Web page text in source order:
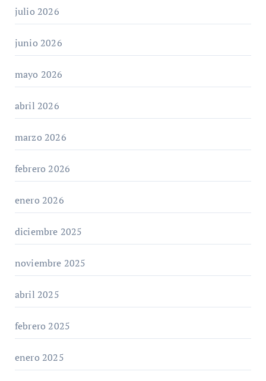
julio 2026
junio 2026
mayo 2026
abril 2026
marzo 2026
febrero 2026
enero 2026
diciembre 2025
noviembre 2025
abril 2025
febrero 2025
enero 2025